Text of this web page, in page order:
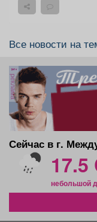
Все новости на
реклама
Сейчас в г.
17.5
небольшой